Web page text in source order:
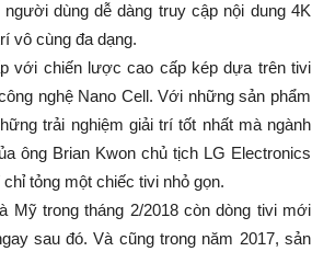
dùng dễ dàng truy cập nội dung 4K
vô cùng đa dạng.
với chiến lược cao cấp kép dựa trên tivi
nghệ Nano Cell. Với những sản phẩm
trải nghiệm giải trí tốt nhất mà ngành
ông Brian Kwon chủ tịch LG Electronics
tỏng một chiếc tivi nhỏ gọn.
Mỹ trong tháng 2/2018 còn dòng tivi mới
sau đó. Và cũng trong năm 2017, sản